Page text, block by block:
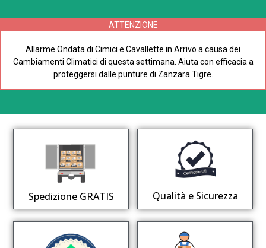
ATTENZIONE
Allarme Ondata di Cimici e Cavallette in Arrivo a causa dei
Cambiamenti Climatici di questa settimana. Aiuta con efficacia a
proteggersi dalle punture di Zanzara Tigre.
Spedizione GRATIS Qualità e Sicurezza